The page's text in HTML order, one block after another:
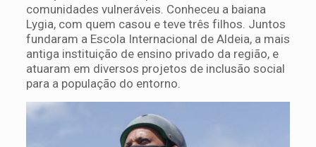
comunidades vulneráveis. Conheceu a baiana
Lygia, com quem casou e teve três filhos. Juntos
fundaram a Escola Internacional de Aldeia, a mais
antiga instituição de ensino privado da região, e
atuaram em diversos projetos de inclusão social
para a população do entorno.